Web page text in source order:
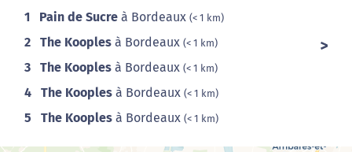
1 Pain de Sucre à Bordeaux (< 1 km)
2 The Kooples à Bordeaux (< 1 km)
3 The Kooples à Bordeaux (< 1 km)
4 The Kooples à Bordeaux (< 1 km)
5 The Kooples à Bordeaux (< 1 km)